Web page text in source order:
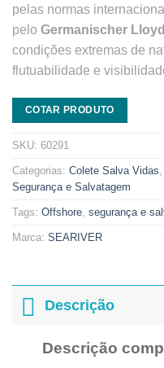
pelas normas
pelo Germanischer
condições extremas de
flutuabilidade e
COTAR PRODUTO
SKU: 60291
Categorias: Colete Salva Vidas,
Segurança e Salvatagem
Tags: Offshore, segurança e
Marca: SEARIVER
Descrição
Descrição